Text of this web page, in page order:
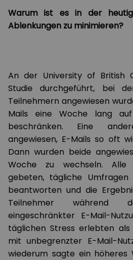
Warum ist es in der
Ablenkungen zu minimieren?
An der University of British
Studie durchgeführt, bei
Teilnehmern angewiesen
Mails eine Woche lang
beschränken. Eine
angewiesen, E-Mails so oft
Dann wurden beide
Woche zu wechseln. Alle
gebeten, tägliche Umfragen
beantworten und die
Teilnehmer
eingeschränkter E-Mail-
täglichen Stress erlebten
mit unbegrenzter E-Mail-
wiederum sagte ein höheres